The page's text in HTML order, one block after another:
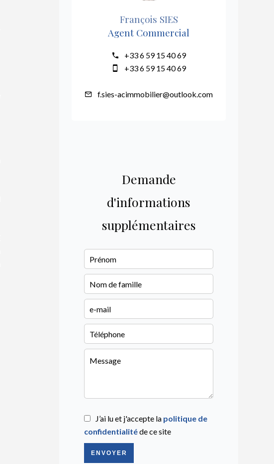
François SIES
Agent Commercial
+33 6 59 15 40 69
+33 6 59 15 40 69
f.sies-acimmobilier@outlook.com
Demande
d'informations
supplémentaires
J’ai lu et j'accepte la politique de
confidentialitéde ce site
ENVOYER